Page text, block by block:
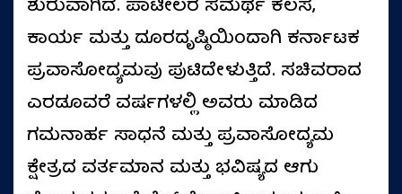
ಶುರುವಾಗಿದೆ. ಪಾಟೀಲರ ಸಮರ್ಥ ಕೆಲಸ,
ಕಾರ್ಯ ಮತ್ತು ದೂರದೃಷ್ಠಿಯಿಂದಾಗಿ ಕರ್ನಾಟಕ
ಪ್ರವಾಸೋದ್ಯಮವು ಪುಟಿದೇಳುತ್ತಿದೆ. ಸಚಿವರಾದ
ಎರಡೂವರೆ ವರ್ಷಗಳಲ್ಲಿ ಅವರು ಮಾಡಿದ
ಗಮನಾರ್ಹ ಸಾಧನೆ ಮತ್ತು ಪ್ರವಾಸೋದ್ಯಮ
ಕ್ಷೇತ್ರದ ವರ್ತಮಾನ ಮತ್ತು ಭವಿಷ್ಯದ ಆಗು